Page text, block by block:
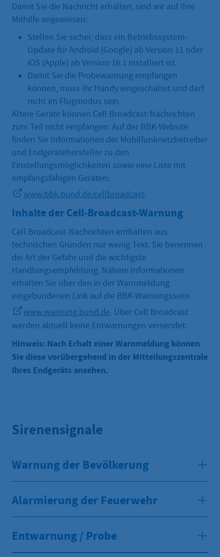
Damit Sie die Nachricht erhalten, sind wir auf Ihre
Mithilfe angewiesen:
Stellen Sie sicher, dass ein Betriebssystem-
Update für Android (Google) ab Version 11 oder
iOS (Apple) ab Version 16.1 installiert ist.
Damit Sie die Probewarnung empfangen
können, muss Ihr Handy eingeschaltet und darf
nicht im Flugmodus sein.
Ältere Geräte können Cell Broadcast-Nachrichten
zum Teil nicht empfangen. Auf der BBK-Website
finden Sie Informationen der Mobilfunknetzbetreiber
und Endgerätehersteller zu den
Einstellungsmöglichkeiten sowie eine Liste mit
empfangsfähigen Geräten:
www.bbk.bund.de/cellbroadcast.
Inhalte der Cell-Broadcast-Warnung
Cell Broadcast-Nachrichten enthalten aus
technischen Gründen nur wenig Text. Sie benennen
die Art der Gefahr und die wichtigste
Handlungsempfehlung. Nähere Informationen
erhalten Sie über den in der Warnmeldung
eingebundenen Link auf die BBK-Warnungsseite
www.warnung.bund.de. Über Cell Broadcast
werden aktuell keine Entwarnungen versendet.
Hinweis: Nach Erhalt einer Warnmeldung können
Sie diese vorübergehend in der Mitteilungszentrale
Ihres Endgeräts ansehen.
Sirenensignale
Warnung der Bevölkerung
Alarmierung der Feuerwehr
Entwarnung / Probe